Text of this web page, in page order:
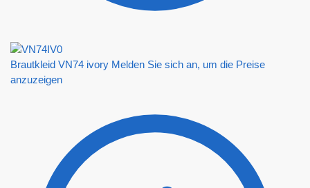
Brautkleid VN74 ivory Melden Sie sich an, um die Preise
anzuzeigen